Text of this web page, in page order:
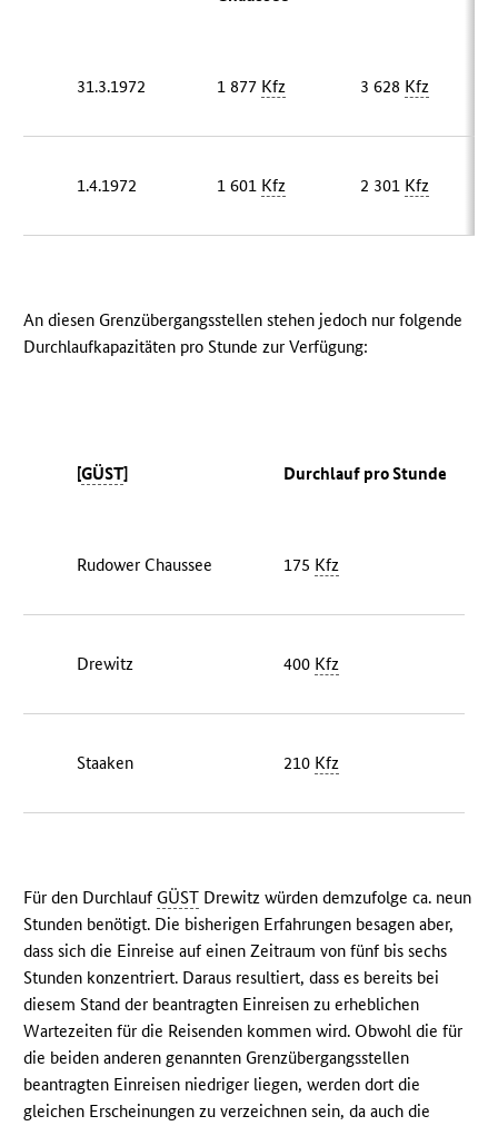
31.3.1972 1 877 Kfz 3 628 Kfz
1.4.1972 1 601 Kfz 2 301 Kfz
An diesen Grenzübergangsstellen stehen jedoch nur folgende
Durchlaufkapazitäten pro Stunde zur Verfügung:
[GÜST] Durchlauf pro Stunde
Rudower Chaussee 175 Kfz
Drewitz 400 Kfz
Staaken 210 Kfz
Für den Durchlauf GÜST Drewitz würden demzufolge ca. neun
Stunden benötigt. Die bisherigen Erfahrungen besagen aber,
dass sich die Einreise auf einen Zeitraum von fünf bis sechs
Stunden konzentriert. Daraus resultiert, dass es bereits bei
diesem Stand der beantragten Einreisen zu erheblichen
Wartezeiten für die Reisenden kommen wird. Obwohl die für
die beiden anderen genannten Grenzübergangsstellen
beantragten Einreisen niedriger liegen, werden dort die
gleichen Erscheinungen zu verzeichnen sein, da auch die